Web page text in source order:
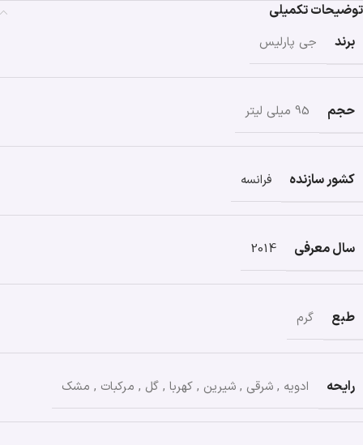
توضیحات تکمیلی
برند
جی پارلیس
حجم 95 میلی لیتر
کشور سازنده فرانسه
سال معرفی 2014
طبع گرم
رایحه ادویه , شرقی , شیرین , کهربا , گل , مرکبات , مشک